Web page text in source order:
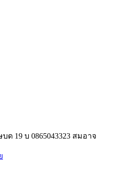
ด 19 บ 0865043323 สมอาจ